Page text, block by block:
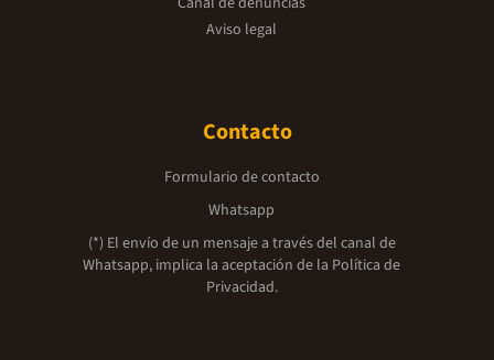
Aviso legal
Contacto
Formulario de contacto
Whatsapp
(*) El envío de un mensaje a través del canal de
Whatsapp, implica la aceptación de la Política de
Privacidad.